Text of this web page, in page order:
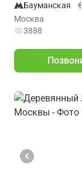
Бауманская
Москва
3888